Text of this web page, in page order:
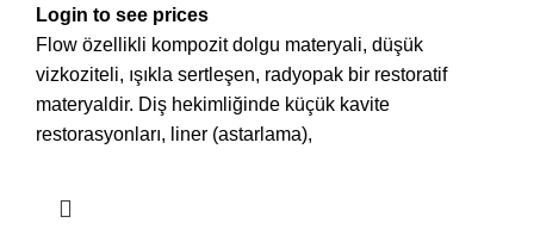
Login to see prices
Flow özellikli kompozit dolgu materyali, düşük
vizkoziteli, ışıkla sertleşen, radyopak bir restoratif
materyaldir. Diş hekimliğinde küçük kavite
restorasyonları, liner (astarlama),